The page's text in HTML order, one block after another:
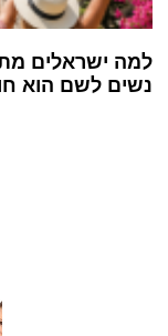
למה ישראלים
נשים לשם הוא